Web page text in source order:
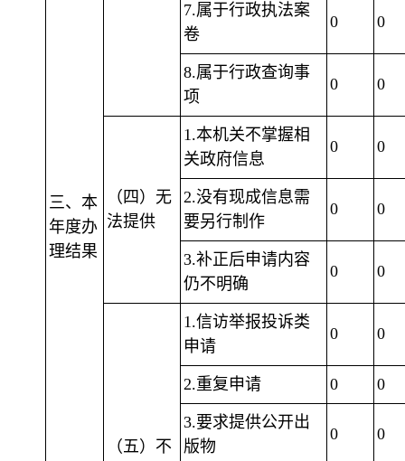
三、本
年度办
理结果
7.属于行政执法案
卷
0 0
8.属于行政查询事
项
0 0
（四）无
法提供
1.本机关不掌握相
关政府信息
0 0
2.没有现成信息需
要另行制作
0 0
3.补正后申请内容
仍不明确
0 0
（五）不
1.信访举报投诉类
申请
0 0
2.重复申请 0 0
3.要求提供公开出
版物
0 0